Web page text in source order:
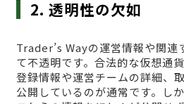
2. 透明性の欠如
Trader’s Wayの運営情報や関連
て不透明です。合法的な仮想通
登録情報や運営チームの詳細、
公開しているのが通常です。し